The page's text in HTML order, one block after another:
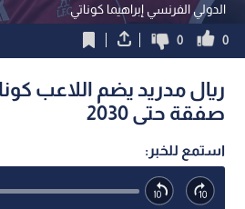
الدولي الفرنسي إبراهيما كوناتي
0
0
ريال مدريد يضم اللاعب
صفقة حتى 2030
استمع للخبر: